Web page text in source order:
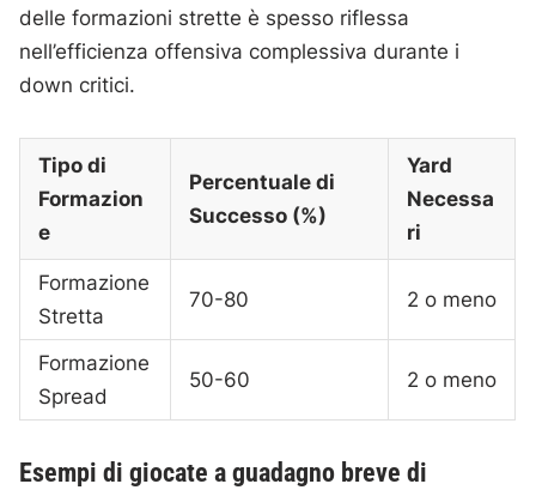
delle formazioni strette è spesso riflessa
nell’efficienza offensiva complessiva durante i
down critici.
Tipo di
Formazion
e
Percentuale di
Successo (%)
Yard
Necessa
ri
Formazione
Stretta
70-80 2 o meno
Formazione
Spread
50-60 2 o meno
Esempi di giocate a guadagno breve di